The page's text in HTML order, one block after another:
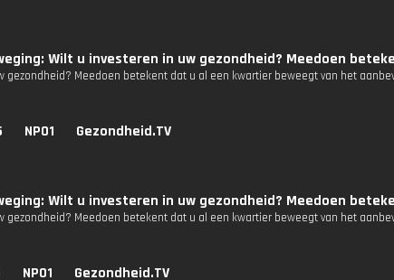
Wilt u investeren in uw gezondheid? Meedoen
gezondheid? Meedoen betekent dat u al een kwartier beweegt van het
NPO1 Gezondheid.TV
Wilt u investeren in uw gezondheid? Meedoen
gezondheid? Meedoen betekent dat u al een kwartier beweegt van het
NPO1 Gezondheid.TV